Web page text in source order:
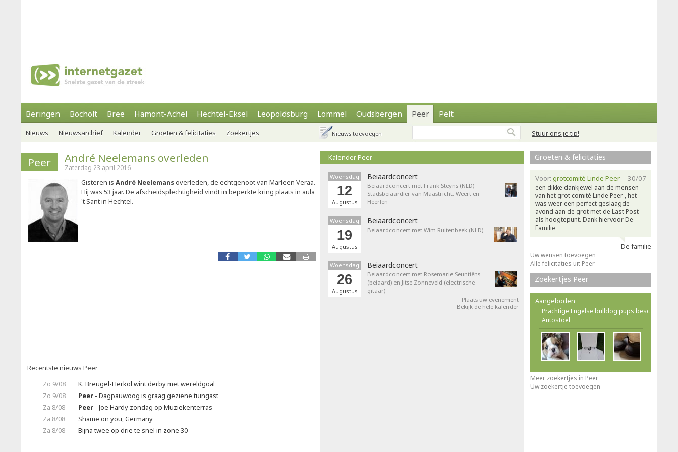
Beringen Bocholt Bree Hamont-Achel Hechtel-Eksel Leopoldsburg Lommel Oudsbergen Peer Pelt
Stuur ons je tip!
Nieuws Nieuwsarchief Kalender Groeten & felicitaties Zoekertjes Nieuws toevoegen
Peer André Neelemans overleden
Zaterdag 23 april 2016
Gisteren is André Neelemansoverleden, de echtgenoot van Marleen Veraa.
Hij was 53 jaar. De afscheidsplechtigheid vindt in beperkte kring plaats in aula
't Sant in Hechtel.
Recentste nieuws Peer
Zo 9/08
K. Breugel-Herkol wint derby met wereldgoal
Zo 9/08
Peer - Dagpauwoog is graag geziene tuingast
Za 8/08
Peer - Joe Hardy zondag op Muziekenterras
Za 8/08
Shame on you, Germany
Za 8/08
Bijna twee op drie te snel in zone 30
Kalender Peer
Woensdag
12
Augustus
Beiaardconcert
Beiaardconcert met Frank Steyns (NLD)
Stadsbeiaardier van Maastricht, Weert en
Heerlen
Woensdag
19
Augustus
Beiaardconcert
Beiaardconcert met Wim Ruitenbeek (NLD)
Woensdag
26
Augustus
Beiaardconcert
Beiaardconcert met Rosemarie Seuntiëns
(beiaard) en Jitse Zonneveld (electrische
gitaar)
Plaats uw evenement
Bekijk de hele kalender
Groeten & felicitaties
30/07
Voor: grotcomité Linde Peer
een dikke dankjewel aan de mensen
van het grot comité Linde Peer , het
was weer een perfect geslaagde
avond aan de grot met de Last Post
als hoogtepunt. Dank hiervoor De
Familie
De familie
Uw wensen toevoegen
Alle felicitaties uit Peer
Zoekertjes Peer
Aangeboden
Prachtige Engelse bulldog pups besc
Autostoel
Meer zoekertjes in Peer
Uw zoekertje toevoegen